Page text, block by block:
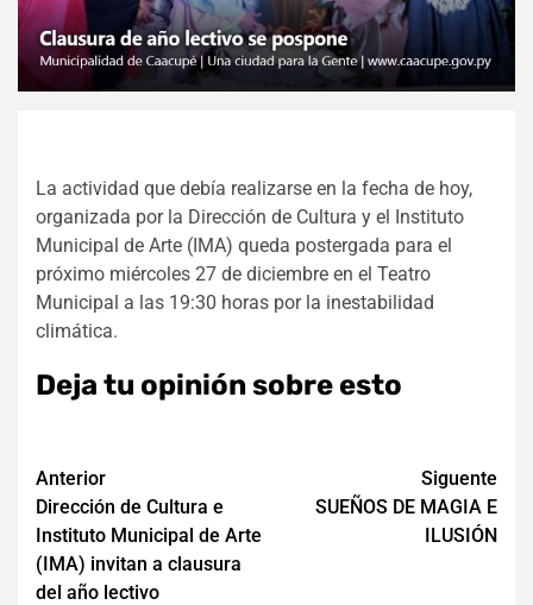
La actividad que debía realizarse en la fecha de hoy,
organizada por la Dirección de Cultura y el Instituto
Municipal de Arte (IMA) queda postergada para el
próximo miércoles 27 de diciembre en el Teatro
Municipal a las 19:30 horas por la inestabilidad
climática.
Deja tu opinión sobre esto
Navegación
de
entradas
Anterior
Dirección de Cultura e
Instituto Municipal de Arte
(IMA) invitan a clausura
del año lectivo
Siguente
SUEÑOS DE MAGIA E
ILUSIÓN